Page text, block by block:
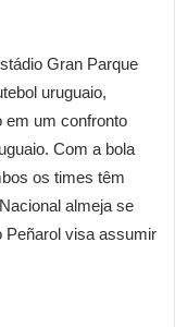
Gran Parque
uruguaio,
em um confronto
Com a bola
os times têm
almeja se
Peñarol visa assumir